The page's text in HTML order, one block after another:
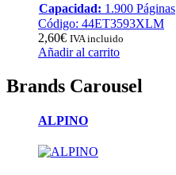
Capacidad: 1.900 Páginas
Código: 44ET3593XLM
2,60€ IVA incluido
Añadir al carrito
Brands Carousel
ALPINO